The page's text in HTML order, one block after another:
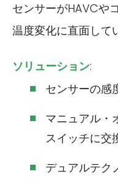
センサーがHAVCや
温度変化に直面して
ソリューション:
センサーの感
マニュアル・
スイッチに交
デュアルテク